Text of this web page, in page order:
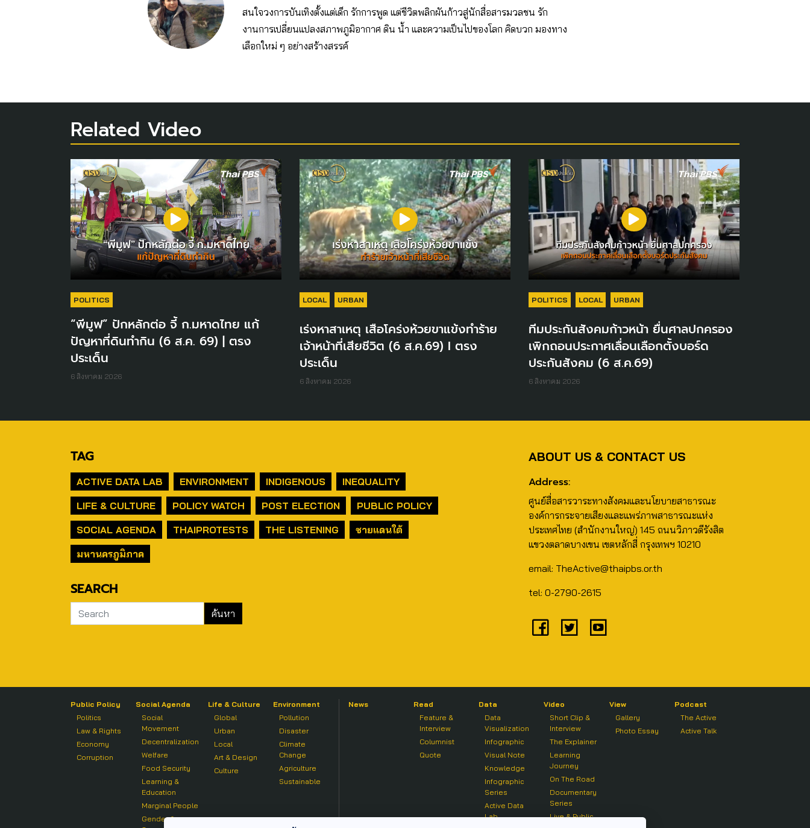
สนใจวงการบันเทิงตั้งแต่เด็ก รักการพูด แต่ชีวิตพลิกผันก้าวสู่นักสื่อสารมวลชน รัก
งานการเปลี่ยนแปลงสภาพภูมิอากาศ ดิน น้ำ และความเป็นไปของโลก คิดบวก มองทาง
เลือกใหม่ ๆ อย่างสร้างสรรค์
Related Video
POLITICS
“พีมูฟ” ปักหลักต่อ จี้ ก.มหาดไทย แก้
ปัญหาที่ดินทำกิน (6 ส.ค. 69) | ตรง
ประเด็น
6 สิงหาคม 2026
LOCAL URBAN
เร่งหาสาเหตุ เสือโคร่งห้วยขาแข้งทำร้าย
เจ้าหน้าที่เสียชีวิต (6 ส.ค.69) I ตรง
ประเด็น
6 สิงหาคม 2026
POLITICS LOCAL URBAN
ทีมประกันสังคมก้าวหน้า ยื่นศาลปกครอง
เพิกถอนประกาศเลื่อนเลือกตั้งบอร์ด
ประกันสังคม (6 ส.ค.69)
6 สิงหาคม 2026
TAG
ACTIVE DATA LAB ENVIRONMENT INDIGENOUS
INEQUALITY
LIFE & CULTURE
POLICY WATCH POST ELECTION
PUBLIC POLICY
SOCIAL AGENDA
THAIPROTESTS THE LISTENING
ชายแดนใต้
มหานครภูมิภาค
SEARCH
ABOUT US & CONTACT US
Address:
ศูนย์สื่อสารวาระทางสังคมและนโยบายสาธารณะ
องค์การกระจายเสียงและแพร่ภาพสาธารณะแห่ง
ประเทศไทย (สำนักงานใหญ่) 145 ถนนวิภาวดีรังสิต
แขวงตลาดบางเขน เขตหลักสี่ กรุงเทพฯ 10210
email: TheActive@thaipbs.or.th
tel: 0-2790-2615
Public Policy
Politics
Law & Rights
Economy
Corruption
Social Agenda
Social
Movement
Decentralization
Welfare
Food Security
Learning &
Education
Marginal People
Gender &
Life & Culture
Global
Urban
Local
Art & Design
Culture
Environment
Pollution
Disaster
Climate
Change
Agriculture
Sustainable
News
Read
Feature &
Interview
Columnist
Quote
Data
Data
Visualization
Infographic
Visual Note
Knowledge
Infographic
Series
Active Data
Lab
Video
Short Clip &
Interview
The Explainer
Learning
Journey
On The Road
Documentary
Series
Live & Public
View
Gallery
Photo Essay
Podcast
The Active
Active Talk